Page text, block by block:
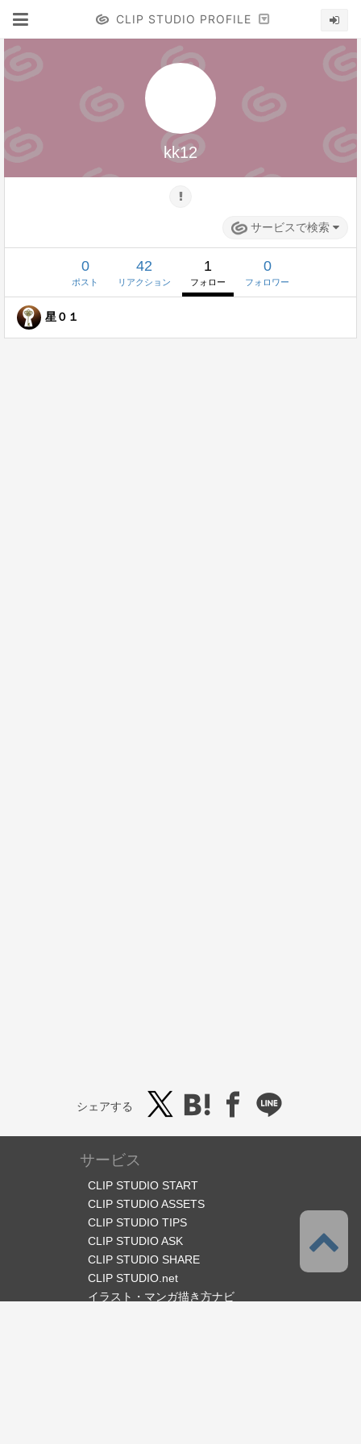
CLIP STUDIO PROFILE
kk12
サービスで検索
0
ポスト
42
リアクション
1
フォロー
0
フォロワー
星０１
シェアする
サービス
CLIP STUDIO START
CLIP STUDIO ASSETS
CLIP STUDIO TIPS
CLIP STUDIO ASK
CLIP STUDIO SHARE
CLIP STUDIO.net
イラスト・マンガ描き方ナビ